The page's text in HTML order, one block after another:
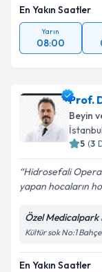
En Yakın Saatler
Yarın
08:00
Prof.
Beyin
İstanbul
5 (3
Hidrosefali
yapan hocaların
Özel Medicalpark
Kültür sok No:1
En Yakın Saatler